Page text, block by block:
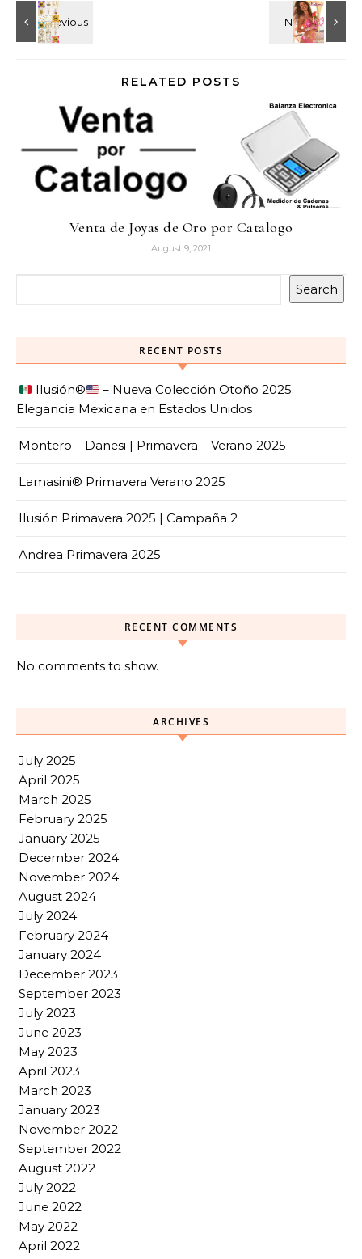
RELATED POSTS
Venta de Joyas de Oro por Catalogo
August 9, 2021
Search
RECENT POSTS
Ilusión®️
– Nueva Colección Otoño 2025:
Elegancia Mexicana en Estados Unidos
Montero – Danesi | Primavera – Verano 2025
Lamasini® Primavera Verano 2025
Ilusión Primavera 2025 | Campaña 2
Andrea Primavera 2025
RECENT COMMENTS
No comments to show.
ARCHIVES
July 2025
April 2025
March 2025
February 2025
January 2025
December 2024
November 2024
August 2024
July 2024
February 2024
January 2024
December 2023
September 2023
July 2023
June 2023
May 2023
April 2023
March 2023
January 2023
November 2022
September 2022
August 2022
July 2022
June 2022
May 2022
April 2022